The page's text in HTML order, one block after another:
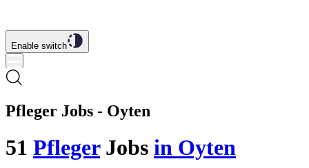
Enable switch
Pfleger Jobs - Oyten
51 PflegerJobs in Oyten